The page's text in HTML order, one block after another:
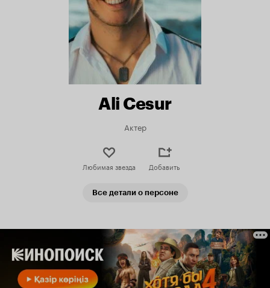
Ali Cesur
Актер
Любимая звезда Добавить
Все детали о персоне